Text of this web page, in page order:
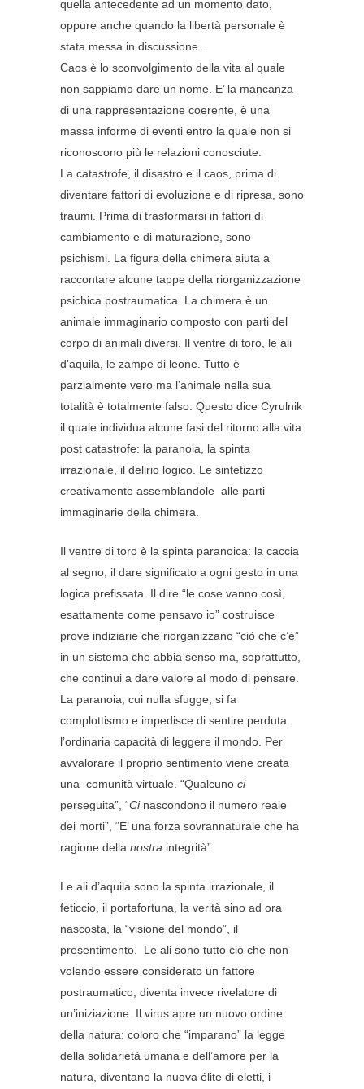
quella antecedente ad un momento dato,
oppure anche quando la libertà personale è
stata messa in discussione .
Caos è lo sconvolgimento della vita al quale
non sappiamo dare un nome. E’ la mancanza
di una rappresentazione coerente, è una
massa informe di eventi entro la quale non si
riconoscono più le relazioni conosciute.
La catastrofe, il disastro e il caos, prima di
diventare fattori di evoluzione e di ripresa, sono
traumi. Prima di trasformarsi in fattori di
cambiamento e di maturazione, sono
psichismi. La figura della chimera aiuta a
raccontare alcune tappe della riorganizzazione
psichica postraumatica. La chimera è un
animale immaginario composto con parti del
corpo di animali diversi. Il ventre di toro, le ali
d’aquila, le zampe di leone. Tutto è
parzialmente vero ma l’animale nella sua
totalità è totalmente falso. Questo dice Cyrulnik
il quale individua alcune fasi del ritorno alla vita
post catastrofe: la paranoia, la spinta
irrazionale, il delirio logico. Le sintetizzo
creativamente assemblandole alle parti
immaginarie della chimera.
Il ventre di toro è la spinta paranoica: la caccia
al segno, il dare significato a ogni gesto in una
logica prefissata. Il dire “le cose vanno così,
esattamente come pensavo io” costruisce
prove indiziarie che riorganizzano “ciò che c’è”
in un sistema che abbia senso ma, soprattutto,
che continui a dare valore al modo di pensare.
La paranoia, cui nulla sfugge, si fa
complottismo e impedisce di sentire perduta
l’ordinaria capacità di leggere il mondo. Per
avvalorare il proprio sentimento viene creata
una comunità virtuale. “Qualcuno ci
perseguita”, “Cinascondono il numero reale
dei morti”, “E’ una forza sovrannaturale che ha
ragione della nostra integrità”.
Le ali d’aquila sono la spinta irrazionale, il
feticcio, il portafortuna, la verità sino ad ora
nascosta, la “visione del mondo”, il
presentimento. Le ali sono tutto ciò che non
volendo essere considerato un fattore
postraumatico, diventa invece rivelatore di
un’iniziazione. Il virus apre un nuovo ordine
della natura: coloro che “imparano” la legge
della solidarietà umana e dell’amore per la
natura, diventano la nuova élite di eletti, i